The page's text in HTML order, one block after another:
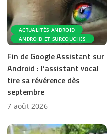
ACTUALITÉS ANDROID
ANDROID ET SURCOUCHES
Fin de Google Assistant sur
Android : l’assistant vocal
tire sa révérence dès
septembre
7 août 2026